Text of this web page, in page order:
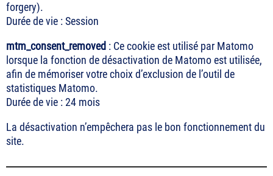
forgery).
Durée de vie : Session
mtm_consent_removed : Ce cookie est utilisé par Matomo
lorsque la fonction de désactivation de Matomo est utilisée,
afin de mémoriser votre choix d’exclusion de l’outil de
statistiques Matomo.
Durée de vie : 24 mois
La désactivation n’empêchera pas le bon fonctionnement du
site.